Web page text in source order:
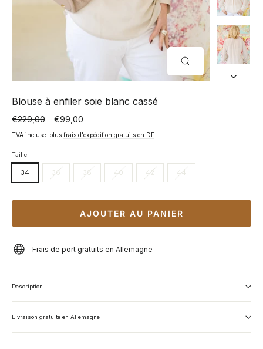
FERMER
(ESC)
Blouse à enfiler soie blanc cassé
Prix
normal
€229,00
Prix
spécial
€99,00
TVA incluse. plus frais d'expédition gratuits en DE
Taille
34 36 38 40 42 44
AJOUTER AU PANIER
Frais de port gratuits en Allemagne
Description
Livraison gratuite en Allemagne